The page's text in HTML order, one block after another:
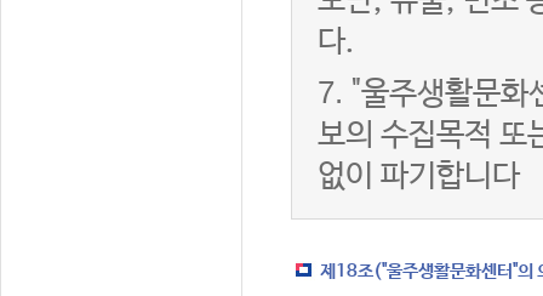
다.
7. "울주생활문화
보의 수집목적 또
없이 파기합니다
제18조("울주생활문화센터"의